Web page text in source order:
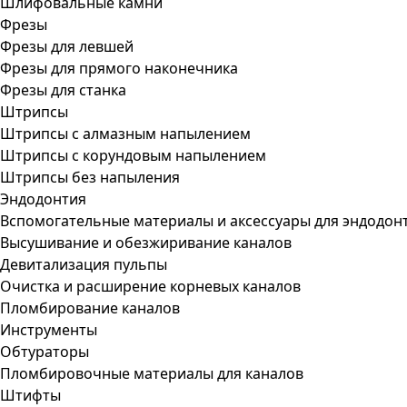
Фрезы
Фрезы для левшей
Фрезы для прямого наконечника
Фрезы для станка
Штрипсы
Штрипсы c алмазным напылением
Штрипсы c корундовым напылением
Штрипсы без напыления
Эндодонтия
Вспомогательные материалы и аксессуары для
Высушивание и обезжиривание каналов
Девитализация пульпы
Очистка и расширение корневых каналов
Пломбирование каналов
Инструменты
Обтураторы
Пломбировочные материалы для каналов
Штифты